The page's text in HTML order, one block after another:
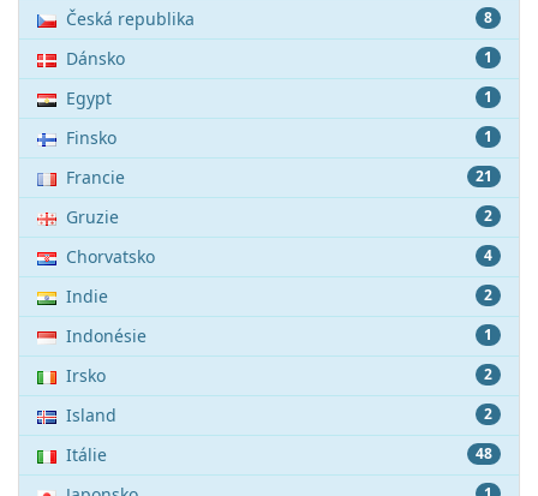
8
Česká republika
1
Dánsko
1
Egypt
1
Finsko
21
Francie
2
Gruzie
4
Chorvatsko
2
Indie
1
Indonésie
2
Irsko
2
Island
48
Itálie